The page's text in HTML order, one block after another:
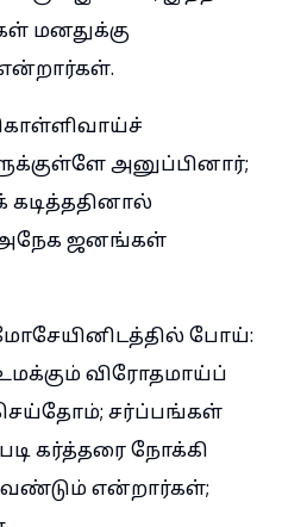
மனதுக்கு
என்றார்கள்.
அனுப்பினார்;
அநேக ஜனங்கள்
போய்:
விரோதமாய்ப்
சர்ப்பங்கள்
கர்த்தரை நோக்கி
என்றார்கள்;